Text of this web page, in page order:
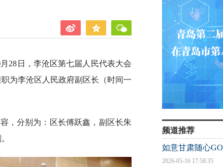
28日，李沧区第七届人民代表大会
为李沧区人民政府副区长（时间一
，分别为：区长傅跃鑫，副区长朱
频道推荐
如意甘肃随心GO
2026-05-16 17:58:35